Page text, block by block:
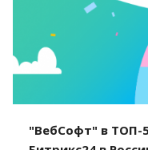
"ВебСофт" в ТОП-